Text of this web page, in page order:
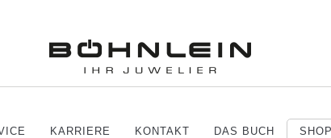
KARRIERE KONTAKT DAS BUCH